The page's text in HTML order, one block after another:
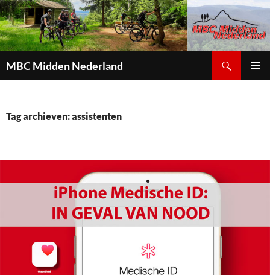
MBC Midden Nederland
INHOUD
Tag archieven: assistenten